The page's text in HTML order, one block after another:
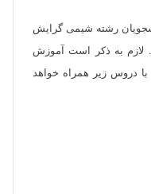
رشته شیمی گرایش
لازم به ذکر است آموزش
دروس زیر همراه خواهد